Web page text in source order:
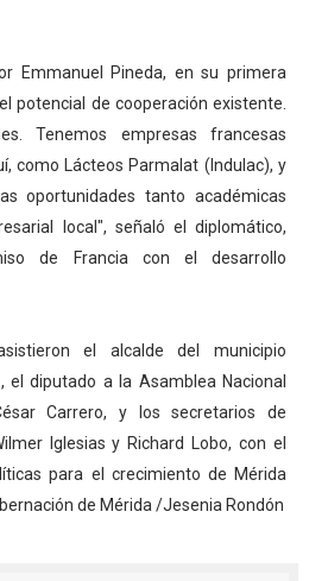
Emmanuel Pineda, en su primera
potencial de cooperación existente.
Tenemos empresas francesas
como Lácteos Parmalat (Indulac), y
oportunidades tanto académicas
local", señaló el diplomático,
de Francia con el desarrollo
el alcalde del municipio
el diputado a la Asamblea Nacional
Carrero, y los secretarios de
Iglesias y Richard Lobo, con el
para el crecimiento de Mérida
de Mérida /Jesenia Rondón